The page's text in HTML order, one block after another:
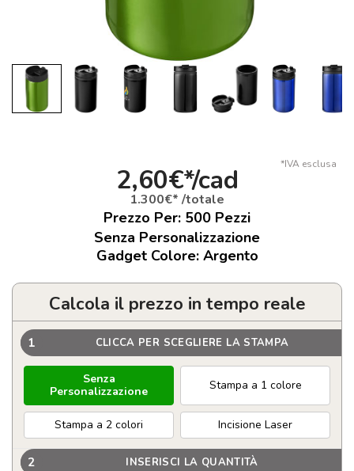
*IVA esclusa
2,60€*/cad
1.300€* /totale
Prezzo Per: 500 Pezzi
Senza Personalizzazione
Gadget Colore: Argento
Calcola il prezzo in tempo reale
1 CLICCA PER SCEGLIERE LA STAMPA
Senza
Personalizzazione
Stampa a 1 colore
Stampa a 2 colori Incisione Laser
2 INSERISCI LA QUANTITÀ